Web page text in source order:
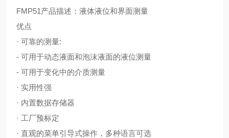
FMP51产品描述：液体液位和界面测量
优点
· 可靠的测量:
- 可用于动态液面和泡沫液面的液位测量
- 可用于变化中的介质测量
· 实用性强
· 内置数据存储器
· 工厂预标定
· 直观的菜单引导式操作，多种语言可选